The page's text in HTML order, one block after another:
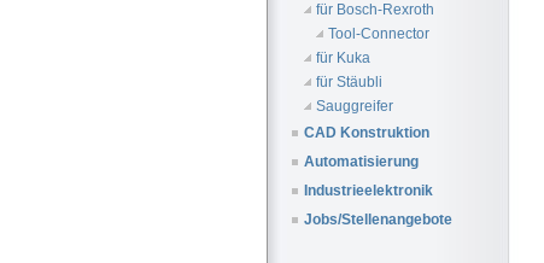
für Bosch-Rexroth
Tool-Connector
für Kuka
für Stäubli
Sauggreifer
CAD Konstruktion
Automatisierung
Industrieelektronik
Jobs/Stellenangebote